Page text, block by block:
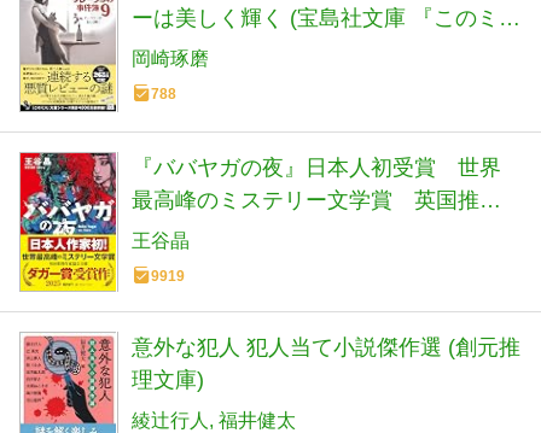
ーは美しく輝く (宝島社文庫 『このミ
ス』大賞シリーズ)
岡崎琢磨
788
『ババヤガの夜』日本人初受賞 世界
最高峰のミステリー文学賞 英国推理
作家協会賞(ダガー賞） (河出文庫 お 46-
1)
王谷晶
9919
意外な犯人 犯人当て小説傑作選 (創元推
理文庫)
綾辻行人 福井健太